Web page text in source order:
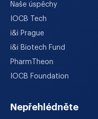
Naše úspěchy
IOCB Tech
i&i Prague
i&i Biotech Fund
PharmTheon
IOCB Foundation
Nepřehlédněte